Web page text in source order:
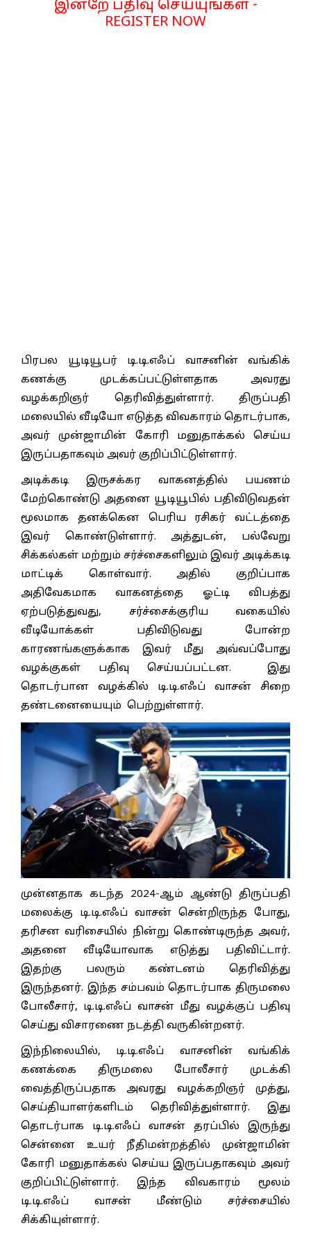
இன்றே பதிவு செய்யுங்கள் -
REGISTER NOW
பிரபல யூடியூபர் டி.டி.எஃப் வாசனின் வங்கிக்
கணக்கு முடக்கப்பட்டுள்ளதாக அவரது
வழக்கறிஞர் தெரிவித்துள்ளார். திருப்பதி
மலையில் வீடியோ எடுத்த விவகாரம் தொடர்பாக,
அவர் முன்ஜாமின் கோரி மனுதாக்கல் செய்ய
இருப்பதாகவும் அவர் குறிப்பிட்டுள்ளார்.
அடிக்கடி இருசக்கர வாகனத்தில் பயணம்
மேற்கொண்டு அதனை யூடியூபில் பதிவிடுவதன்
மூலமாக தனக்கென பெரிய ரசிகர் வட்டத்தை
இவர் கொண்டுள்ளார். அத்துடன், பல்வேறு
சிக்கல்கள் மற்றும் சர்ச்சைகளிலும் இவர் அடிக்கடி
மாட்டிக் கொள்வார். அதில் குறிப்பாக
அதிவேகமாக வாகனத்தை ஓட்டி விபத்து
ஏற்படுத்துவது, சர்ச்சைக்குரிய வகையில்
வீடியோக்கள் பதிவிடுவது போன்ற
காரணங்களுக்காக இவர் மீது அவ்வப்போது
வழக்குகள் பதிவு செய்யப்பட்டன. இது
தொடர்பான வழக்கில் டி.டி.எஃப் வாசன் சிறை
தண்டனையையும் பெற்றுள்ளார்.
முன்னதாக கடந்த 2024-ஆம் ஆண்டு திருப்பதி
மலைக்கு டி.டி.எஃப் வாசன் சென்றிருந்த போது,
தரிசன வரிசையில் நின்று கொண்டிருந்த அவர்,
அதனை வீடியோவாக எடுத்து பதிவிட்டார்.
இதற்கு பலரும் கண்டனம் தெரிவித்து
இருந்தனர். இந்த சம்பவம் தொடர்பாக திருமலை
போலீசார், டி.டி.எஃப் வாசன் மீது வழக்குப் பதிவு
செய்து விசாரணை நடத்தி வருகின்றனர்.
இந்நிலையில், டி.டி.எஃப் வாசனின் வங்கிக்
கணக்கை திருமலை போலீசார் முடக்கி
வைத்திருப்பதாக அவரது வழக்கறிஞர் முத்து,
செய்தியாளர்களிடம் தெரிவித்துள்ளார். இது
தொடர்பாக டி.டி.எஃப் வாசன் தரப்பில் இருந்து
சென்னை உயர் நீதிமன்றத்தில் முன்ஜாமின்
கோரி மனுதாக்கல் செய்ய இருப்பதாகவும் அவர்
குறிப்பிட்டுள்ளார். இந்த விவகாரம் மூலம்
டி.டி.எஃப் வாசன் மீண்டும் சர்ச்சையில்
சிக்கியுள்ளார்.